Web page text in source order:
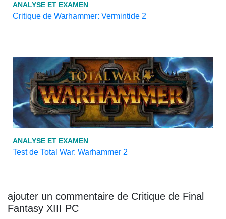
ANALYSE ET EXAMEN
Critique de Warhammer: Vermintide 2
ANALYSE ET EXAMEN
Test de Total War: Warhammer 2
ajouter un commentaire de Critique de Final
Fantasy XIII PC